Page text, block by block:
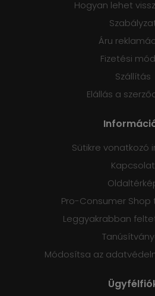
Hogyan lehet
Áru
Fizetési
Szállítás
Elállás a
Sütikre vonatkozó
Kapcsolat
Pro-Consumer
Leggyakrabban
Módosítsa az